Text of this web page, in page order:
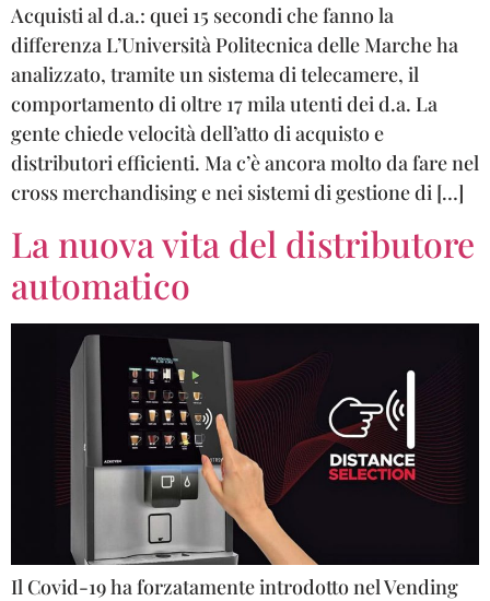
Acquisti al d.a.: quei 15 secondi che fanno la
differenza L’Università Politecnica delle Marche ha
analizzato, tramite un sistema di telecamere, il
comportamento di oltre 17 mila utenti dei d.a. La
gente chiede velocità dell’atto di acquisto e
distributori efficienti. Ma c’è ancora molto da fare nel
cross merchandising e nei sistemi di gestione di […]
La nuova vita del distributore
automatico
Il Covid-19 ha forzatamente introdotto nel Vending